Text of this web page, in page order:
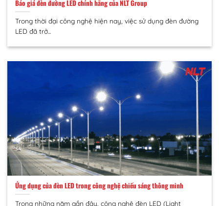
Báo giá đèn đường LED chính hãng của NLT Group
Trong thời đại công nghệ hiện nay, việc sử dụng đèn đường
LED đã trở...
Ứng dụng của đèn LED trong công nghệ chiếu sáng thông minh
Trong những năm gần đây, công nghệ đèn LED (Light